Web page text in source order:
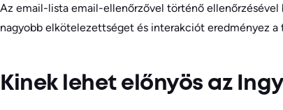
Az email-lista email-ellenőrzővel történő
nagyobb elkötelezettséget és interakciót eredményez
Kinek lehet előnyös az